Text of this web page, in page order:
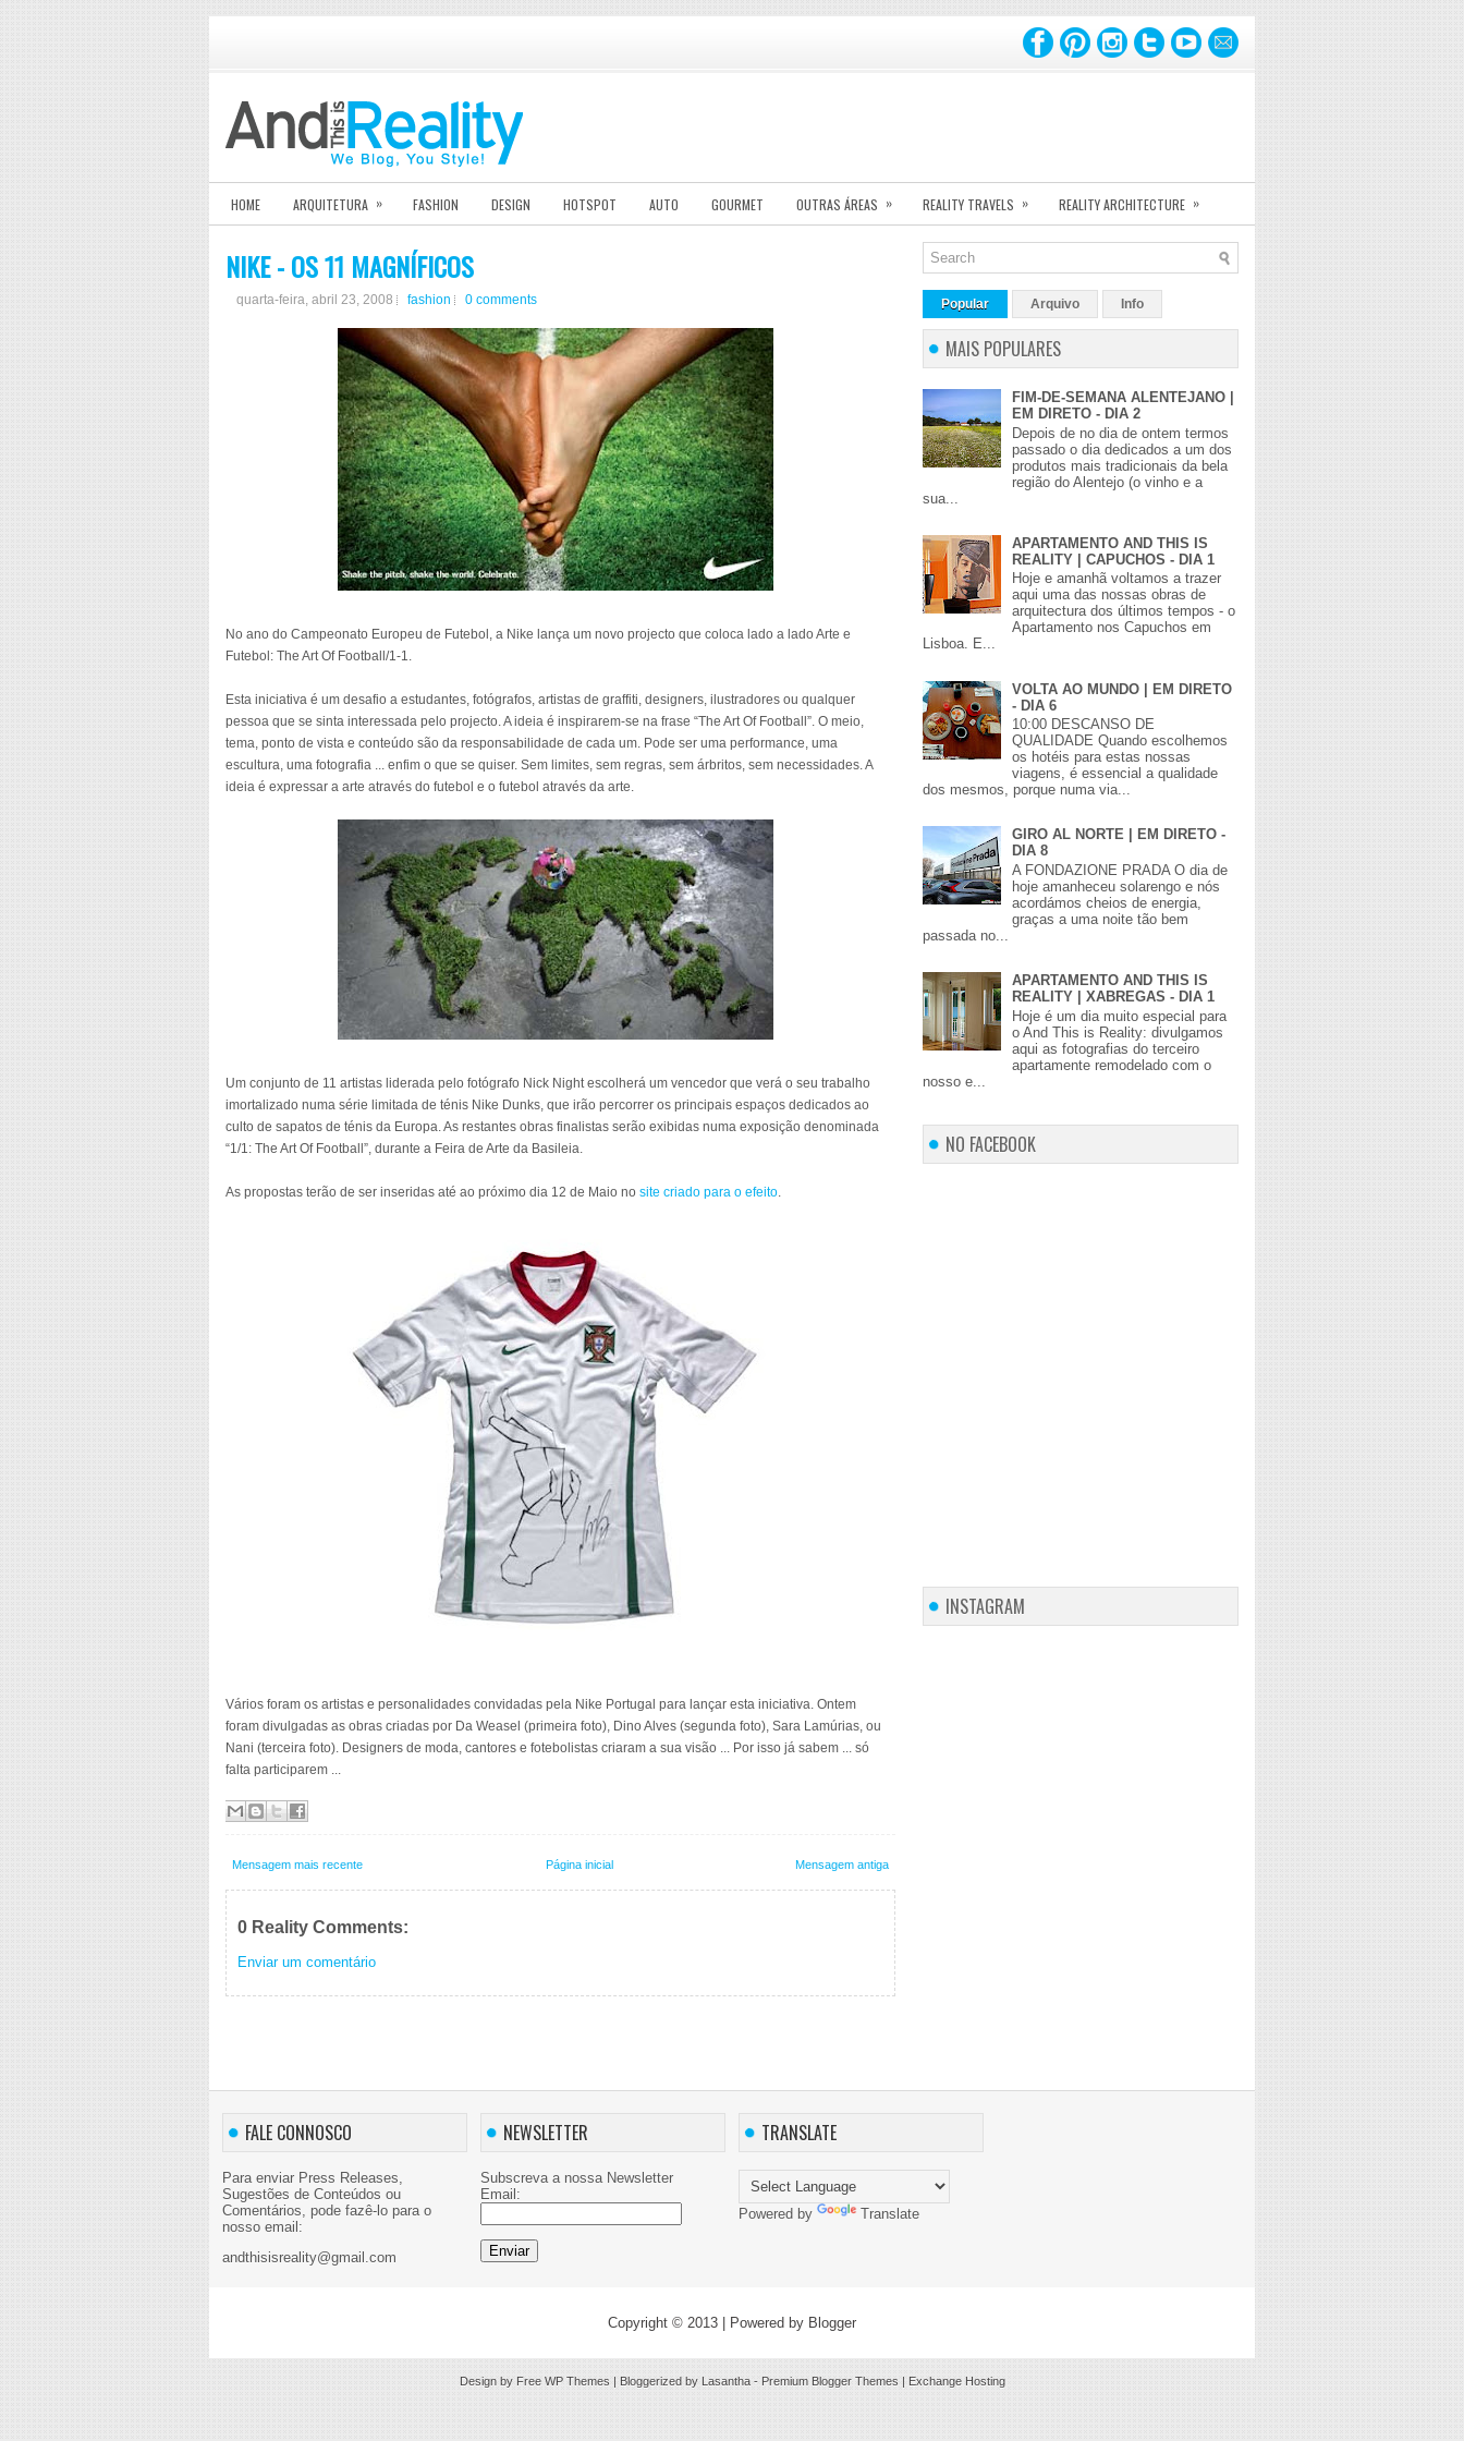
HOME ARQUITETURA » FASHION DESIGN HOTSPOT AUTO GOURMET OUTRAS ÁREAS » REALITY TRAVELS » REALITY ARCHITECTURE »
NIKE - OS 11 MAGNÍFICOS
quarta-feira, abril 23, 2008 fashion 0 comments
No ano do Campeonato Europeu de Futebol, a Nike lança um novo projecto que coloca lado a lado Arte e
Futebol: The Art Of Football/1-1.
Esta iniciativa é um desafio a estudantes, fotógrafos, artistas de graffiti, designers, ilustradores ou qualquer
pessoa que se sinta interessada pelo projecto. A ideia é inspirarem-se na frase “The Art Of Football”. O meio,
tema, ponto de vista e conteúdo são da responsabilidade de cada um. Pode ser uma performance, uma
escultura, uma fotografia ... enfim o que se quiser. Sem limites, sem regras, sem árbritos, sem necessidades. A
ideia é expressar a arte através do futebol e o futebol através da arte.
Um conjunto de 11 artistas liderada pelo fotógrafo Nick Night escolherá um vencedor que verá o seu trabalho
imortalizado numa série limitada de ténis Nike Dunks, que irão percorrer os principais espaços dedicados ao
culto de sapatos de ténis da Europa. As restantes obras finalistas serão exibidas numa exposição denominada
“1/1: The Art Of Football”, durante a Feira de Arte da Basileia.
As propostas terão de ser inseridas até ao próximo dia 12 de Maio no site criado para o efeito.
Vários foram os artistas e personalidades convidadas pela Nike Portugal para lançar esta iniciativa. Ontem
foram divulgadas as obras criadas por Da Weasel (primeira foto), Dino Alves (segunda foto), Sara Lamúrias, ou
Nani (terceira foto). Designers de moda, cantores e fotebolistas criaram a sua visão ... Por isso já sabem ... só
falta participarem ...
Mensagem mais recente Mensagem antiga
Página inicial
0 Reality Comments:
Enviar um comentário
Popular Arquivo Info
MAIS POPULARES
FIM-DE-SEMANA ALENTEJANO |
EM DIRETO - DIA 2
Depois de no dia de ontem termos
passado o dia dedicados a um dos
produtos mais tradicionais da bela
região do Alentejo (o vinho e a
sua...
APARTAMENTO AND THIS IS
REALITY | CAPUCHOS - DIA 1
Hoje e amanhã voltamos a trazer
aqui uma das nossas obras de
arquitectura dos últimos tempos - o
Apartamento nos Capuchos em
Lisboa. E...
VOLTA AO MUNDO | EM DIRETO
- DIA 6
10:00 DESCANSO DE
QUALIDADE Quando escolhemos
os hotéis para estas nossas
viagens, é essencial a qualidade
dos mesmos, porque numa via...
GIRO AL NORTE | EM DIRETO -
DIA 8
A FONDAZIONE PRADA O dia de
hoje amanheceu solarengo e nós
acordámos cheios de energia,
graças a uma noite tão bem
passada no...
APARTAMENTO AND THIS IS
REALITY | XABREGAS - DIA 1
Hoje é um dia muito especial para
o And This is Reality: divulgamos
aqui as fotografias do terceiro
apartamente remodelado com o
nosso e...
NO FACEBOOK
INSTAGRAM
FALE CONNOSCO
Para enviar Press Releases,
Sugestões de Conteúdos ou
Comentários, pode fazê-lo para o
nosso email:
andthisisreality@gmail.com
NEWSLETTER
Subscreva a nossa Newsletter
Email:
TRANSLATE
Powered by Translate
Copyright © 2013 | Powered by Blogger
Design by Free WP Themes | Bloggerized by Lasantha- Premium Blogger Themes | Exchange Hosting